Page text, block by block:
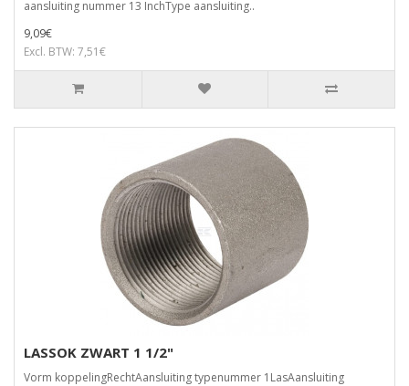
aansluiting nummer 13 InchType aansluiting..
9,09€
Excl. BTW: 7,51€
LASSOK ZWART 1 1/2"
Vorm koppelingRechtAansluiting typenummer 1LasAansluiting